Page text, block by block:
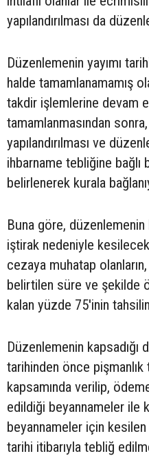
yapılandırılması da
Düzenlemenin yayımı
halde tamamlanamamış
takdir işlemlerine devam
tamamlanmasından
yapılandırılması ve
ihbarname tebliğine
belirlenerek kurala
Buna göre, düzenlemenin
iştirak nedeniyle
cezaya muhatap
belirtilen süre ve şekilde
kalan yüzde 75'inin
Düzenlemenin kapsadığı
tarihinden önce
kapsamında verilip,
edildiği beyannameler ile
beyannameler için kesilen
tarihi itibarıyla tebliğ